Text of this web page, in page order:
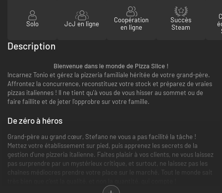
Solo JcJ en ligne
Coopération
en ligne
Succès
Steam
Description
Bienvenue dans le monde de Pizza Slice !
Incarnez Tonio et gérez la pizzeria familiale héritée de votre grand-père.
Affrontez la concurrence, reconstituez votre stock et préparez de vraies
pizzas italiennes ! Il ne tient qu'à vous de vous hisser au sommet ou de
faire faillite et de jeter l'opprobre sur votre famille.
De zéro à héros
Grand-père au grand cœur, Stefano ne vous a pas facilité la tâche !
Mettez votre établissement sur pied, puis apprenez les secrets de la
gestion d'une pizzeria italienne. Faites plaisir à vos clients, ne vous laissez
pas surprendre par un mystérieux critique, et surtout, ne laissez pas les
chaînes médiocres prendre votre place sur le marché. Tout le monde sait